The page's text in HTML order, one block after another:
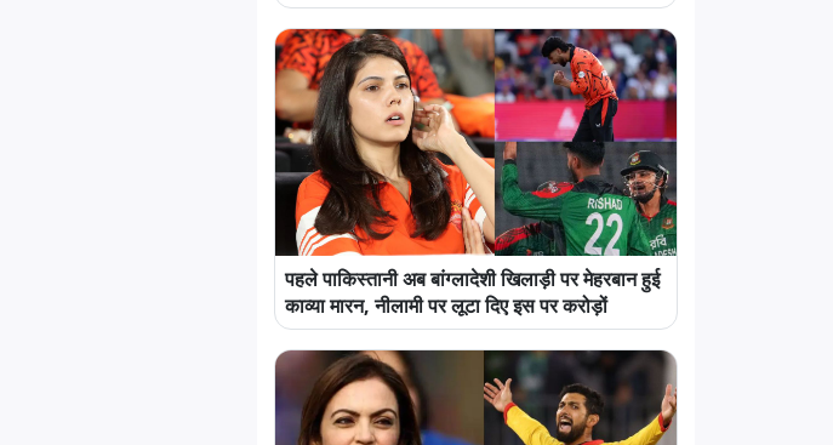
पहले पाकिस्तानी अब बांग्लादेशी खिलाड़ी पर मेहरबान हुई
काव्या मारन, नीलामी पर लूटा दिए इस पर करोड़ों